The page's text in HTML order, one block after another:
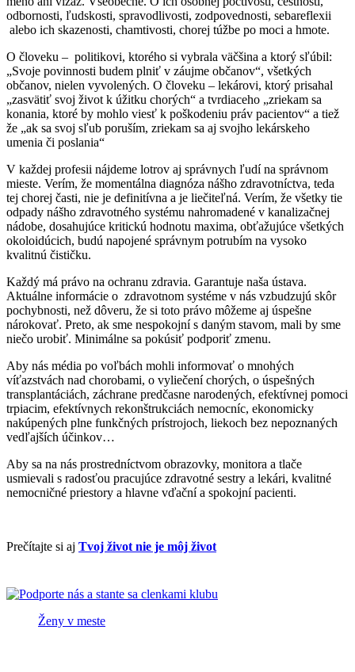
odbornosti, ľudskosti, spravodlivosti, zodpovednosti, sebareflexii
alebo ich skazenosti, chamtivosti, chorej túžbe po moci a hmote.
O človeku – politikovi, ktorého si vybrala väčšina a ktorý sľúbil:
„Svoje povinnosti budem plniť v záujme občanov“, všetkých
občanov, nielen vyvolených. O človeku – lekárovi, ktorý prisahal
„zasvätiť svoj život k úžitku chorých“ a tvrdiaceho „zriekam sa
konania, ktoré by mohlo viesť k poškodeniu práv pacientov“ a tiež
že „ak sa svoj sľub poruším, zriekam sa aj svojho lekárskeho
umenia či poslania“
V každej profesii nájdeme lotrov aj správnych ľudí na správnom
mieste. Verím, že momentálna diagnóza nášho zdravotníctva, teda
tej chorej časti, nie je definitívna a je liečiteľná. Verím, že všetky tie
odpady nášho zdravotného systému nahromadené v kanalizačnej
nádobe, dosahujúce kritickú hodnotu maxima, obťažujúce všetkých
okoloidúcich, budú napojené správnym potrubím na vysoko
kvalitnú čističku.
Každý má právo na ochranu zdravia. Garantuje naša ústava.
Aktuálne informácie o zdravotnom systéme v nás vzbudzujú skôr
pochybnosti, než dôveru, že si toto právo môžeme aj úspešne
nárokovať. Preto, ak sme nespokojní s daným stavom, mali by sme
niečo urobiť. Minimálne sa pokúsiť podporiť zmenu.
Aby nás média po voľbách mohli informovať o mnohých
víťazstvách nad chorobami, o vyliečení chorých, o úspešných
transplantáciách, záchrane predčasne narodených, efektívnej pomoci
trpiacim, efektívnych rekonštrukciách nemocníc, ekonomicky
nakúpených plne funkčných prístrojoch, liekoch bez nepoznaných
vedľajších účinkov…
Aby sa na nás prostredníctvom obrazovky, monitora a tlače
usmievali s radosťou pracujúce zdravotné sestry a lekári, kvalitné
nemocničné priestory a hlavne vďační a spokojní pacienti.
Prečítajte si aj Tvoj život nie je môj život
Ženy v meste